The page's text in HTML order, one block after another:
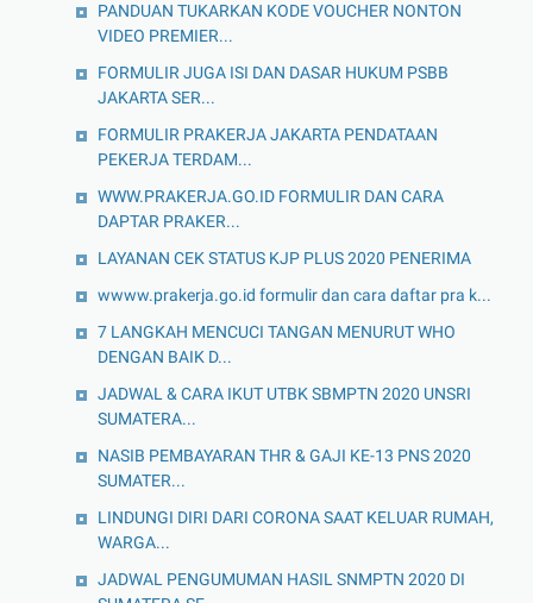
PANDUAN TUKARKAN KODE VOUCHER NONTON
VIDEO PREMIER...
FORMULIR JUGA ISI DAN DASAR HUKUM PSBB
JAKARTA SER...
FORMULIR PRAKERJA JAKARTA PENDATAAN
PEKERJA TERDAM...
WWW.PRAKERJA.GO.ID FORMULIR DAN CARA
DAPTAR PRAKER...
LAYANAN CEK STATUS KJP PLUS 2020 PENERIMA
wwww.prakerja.go.id formulir dan cara daftar pra k...
7 LANGKAH MENCUCI TANGAN MENURUT WHO
DENGAN BAIK D...
JADWAL & CARA IKUT UTBK SBMPTN 2020 UNSRI
SUMATERA...
NASIB PEMBAYARAN THR & GAJI KE-13 PNS 2020
SUMATER...
LINDUNGI DIRI DARI CORONA SAAT KELUAR RUMAH,
WARGA...
JADWAL PENGUMUMAN HASIL SNMPTN 2020 DI